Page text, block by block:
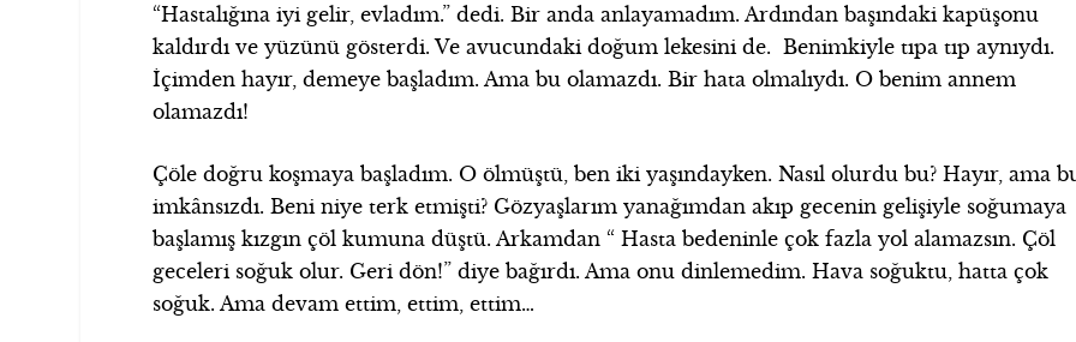
“Hastalığına iyi gelir, evladım.” dedi. Bir anda anlayamadım. Ardından başındaki kapüşonu
kaldırdı ve yüzünü gösterdi. Ve avucundaki doğum lekesini de. Benimkiyle tıpa tıp aynıydı.
İçimden hayır, demeye başladım. Ama bu olamazdı. Bir hata olmalıydı. O benim annem
olamazdı!
Çöle doğru koşmaya başladım. O ölmüştü, ben iki yaşındayken. Nasıl olurdu bu? Hayır, ama
imkânsızdı. Beni niye terk etmişti? Gözyaşlarım yanağımdan akıp gecenin gelişiyle soğumaya
başlamış kızgın çöl kumuna düştü. Arkamdan “ Hasta bedeninle çok fazla yol alamazsın. Çöl
geceleri soğuk olur. Geri dön!” diye bağırdı. Ama onu dinlemedim. Hava soğuktu, hatta çok
soğuk. Ama devam ettim, ettim, ettim…